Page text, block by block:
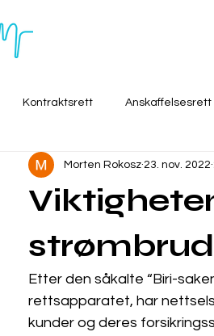
Kontraktsrett Anskaffelsesrett
Morten Rokosz 23. nov. 2022
Etter den såkalte “Biri-
rettsapparatet, har
kunder og deres